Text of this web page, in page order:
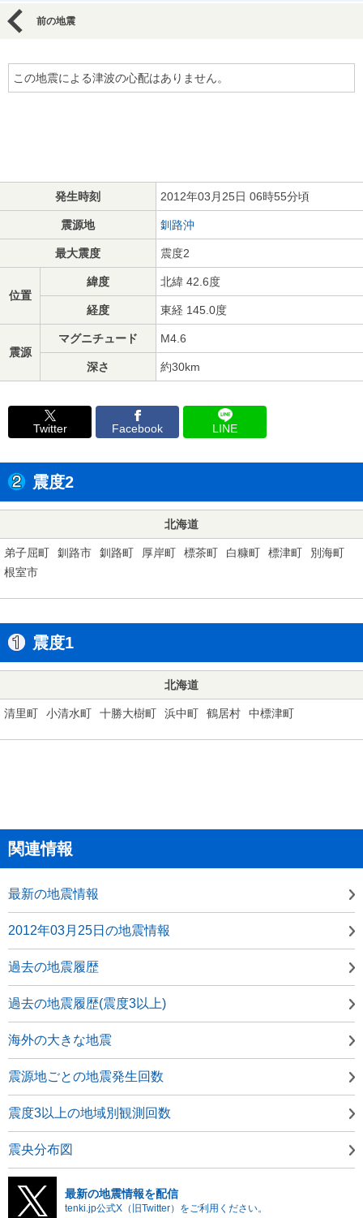
前の地震
この地震による津波の心配はありません。
発生時刻 2012年03月25日 06時55分頃
震源地 釧路沖
最大震度 震度2
位置
緯度 北緯 42.6度
経度 東経 145.0度
震源
マグニチュード M4.6
深さ 約30km
Twitter Facebook LINE
震度2
北海道
弟子屈町 釧路市 釧路町 厚岸町 標茶町 白糠町 標津町
別海町
根室市
震度1
北海道
清里町 小清水町 十勝大樹町 浜中町 鶴居村 中標津町
関連情報
最新の地震情報
2012年03月25日の地震情報
過去の地震履歴
過去の地震履歴(震度3以上)
海外の大きな地震
震源地ごとの地震発生回数
震度3以上の地域別観測回数
震央分布図
最新の地震情報を配信
tenki.jp公式X（旧Twitter）をご利用ください。